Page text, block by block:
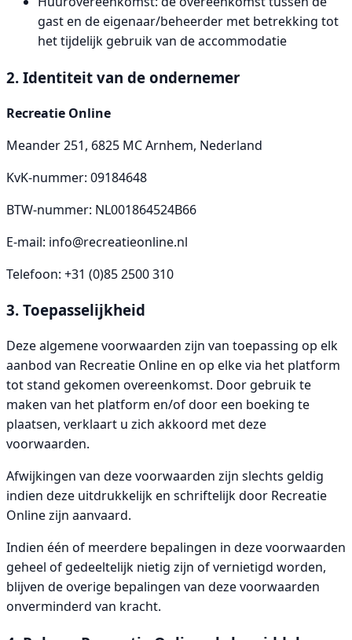
gast en de eigenaar/beheerder met betrekking tot
het tijdelijk gebruik van de accommodatie
2. Identiteit van de ondernemer
Recreatie Online
Meander 251, 6825 MC Arnhem, Nederland
KvK-nummer: 09184648
BTW-nummer: NL001864524B66
E-mail: info@recreatieonline.nl
Telefoon: +31 (0)85 2500 310
3. Toepasselijkheid
Deze algemene voorwaarden zijn van toepassing op elk
aanbod van Recreatie Online en op elke via het platform
tot stand gekomen overeenkomst. Door gebruik te
maken van het platform en/of door een boeking te
plaatsen, verklaart u zich akkoord met deze
voorwaarden.
Afwijkingen van deze voorwaarden zijn slechts geldig
indien deze uitdrukkelijk en schriftelijk door Recreatie
Online zijn aanvaard.
Indien één of meerdere bepalingen in deze voorwaarden
geheel of gedeeltelijk nietig zijn of vernietigd worden,
blijven de overige bepalingen van deze voorwaarden
onverminderd van kracht.